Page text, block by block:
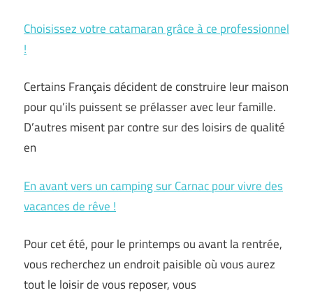
Choisissez votre catamaran grâce à ce professionnel
!
Certains Français décident de construire leur maison
pour qu’ils puissent se prélasser avec leur famille.
D’autres misent par contre sur des loisirs de qualité
en
En avant vers un camping sur Carnac pour vivre des
vacances de rêve !
Pour cet été, pour le printemps ou avant la rentrée,
vous recherchez un endroit paisible où vous aurez
tout le loisir de vous reposer, vous